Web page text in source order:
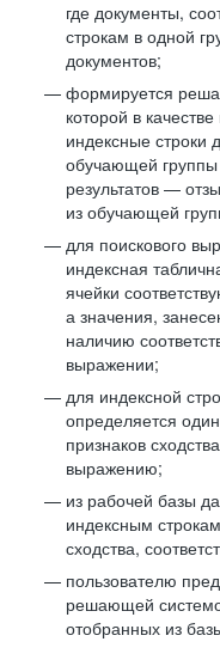
где документы,
строкам в одной
документов;
формируется
которой в
индексные строки
обучающей группы
результатов —
из обучающей
для поискового
индексная
ячейки
а значения,
наличию
выражении;
для индексной
определяется
признаков
выражению;
из рабочей базы
индексным
сходства,
пользователю
решающей
отобранных из